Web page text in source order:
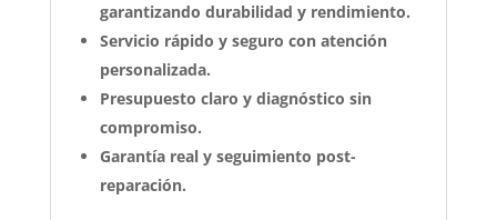
garantizando durabilidad y rendimiento.
Servicio rápido y seguro con atención
personalizada.
Presupuesto claro y diagnóstico sin
compromiso.
Garantía real y seguimiento post-
reparación.